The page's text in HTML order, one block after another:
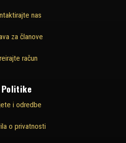
nas
za članove
račun
Politike
i odredbe
o privatnosti